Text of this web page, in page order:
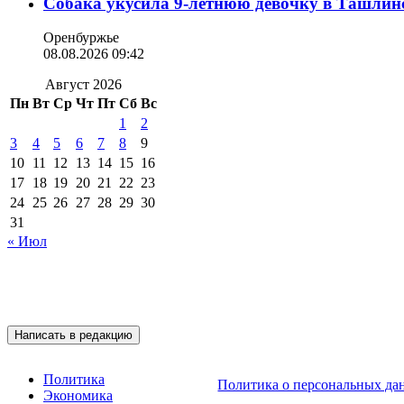
Оренбуржье
08.08.2026 09:42
Август 2026
Пн Вт Ср Чт Пт Сб Вс
1
2
3
4 5 6 7 8
9
10 11 12 13 14 15 16
17 18 19 20 21 22 23
24 25 26 27 28 29 30
31
« Июл
Написать в редакцию
Политика
Экономика
Политика о персональных